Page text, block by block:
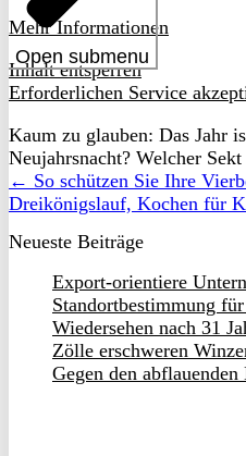
Open submenu
Mehr Informationen
Inhalt entsperren
Erforderlichen Service
Kaum zu glauben: Das Jahr
Neujahrsnacht? Welcher
← So schützen Sie Ihre
Dreikönigslauf, Kochen für
Neueste Beiträge
Export-orientiere
Standortbestimmung
Wiedersehen nach 31
Zölle erschweren
Gegen den